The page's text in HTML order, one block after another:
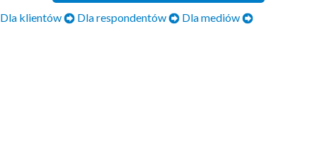
Dla klientów
Dla respondentów Dla mediów